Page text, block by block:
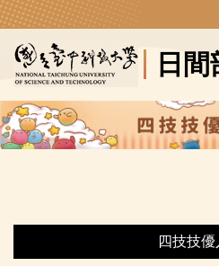
跳
主
要
內
容
區
日
四技技